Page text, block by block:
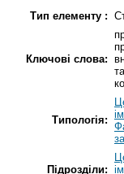
Тип елементу :
Ключові слова:
Типологія:
Підрозділи: